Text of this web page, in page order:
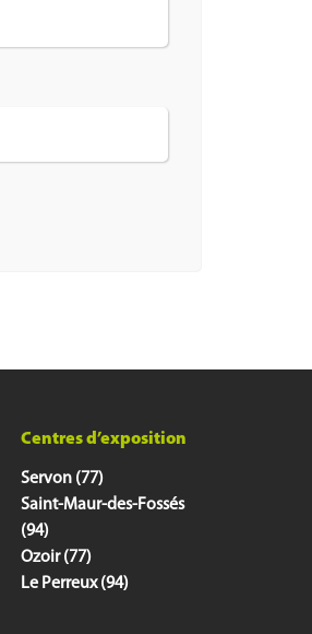
Centres d’exposition
Servon (77)
Saint-Maur-des-Fossés
(94)
Ozoir (77)
Le Perreux (94)